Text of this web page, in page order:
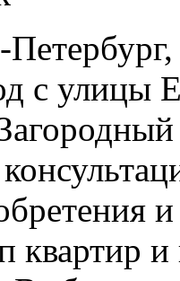
с улицы
квартир и